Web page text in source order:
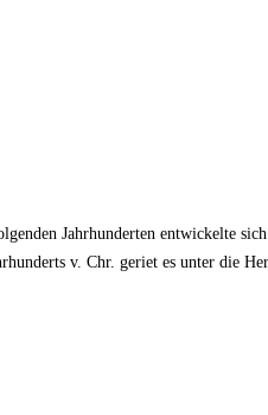
Jahrhunderten entwickelte
v. Chr. geriet es unter die